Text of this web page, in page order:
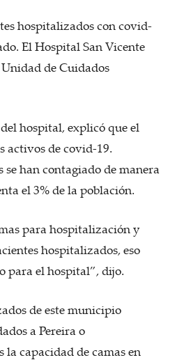
hospitalizados con covid-
El Hospital San Vicente
de Cuidados
hospital, explicó que el
activos de covid-19.
se han contagiado de manera
el 3% de la población.
para hospitalización y
hospitalizados, eso
para el hospital”, dijo.
de este municipio
a Pereira o
la capacidad de camas en